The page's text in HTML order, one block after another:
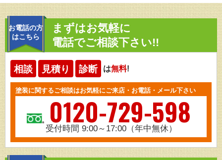
お電話の方
はこちら
まずはお気軽に
電話でご相談下さい!!
相談 見積り 診断 は無料!
塗装に関するご相談はお気軽にご来店・お電話・メール下さい
0120-729-598
受付時間 9:00～17:00（年中無休）